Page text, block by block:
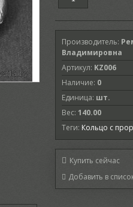
Производитель:
Владимировна
Артикул: KZ006
Наличие: 0
Единица: шт.
Вес: 140.00
Теги: Кольцо с
Купить сейчас